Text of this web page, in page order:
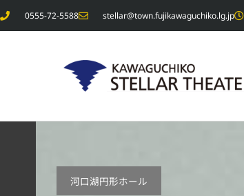
容
0555-72-5588 stellar@town.fujikawaguchiko.lg.jp
河口湖円形ホール